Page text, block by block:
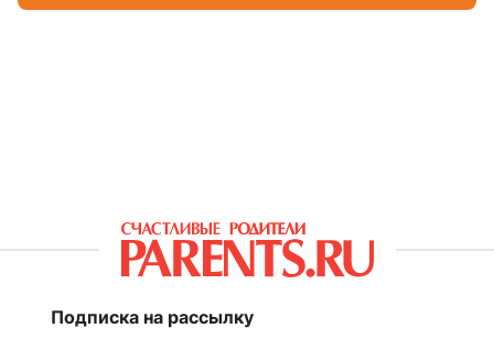
Подписка на рассылку